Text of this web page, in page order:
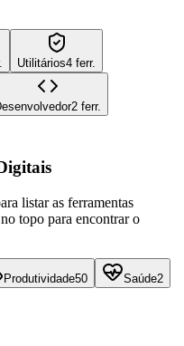
Utilitários4 ferr.
2 ferr.
listar as ferramentas
topo para encontrar o
Produtividade50 Saúde2